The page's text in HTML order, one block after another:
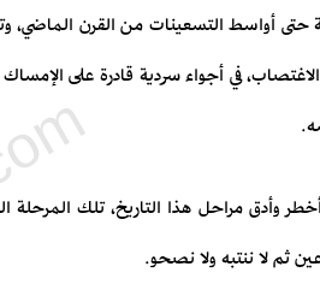
حتى أواسط التسعينات من القرن
في أجواء سردية قادرة على
وأدق مراحل هذا التاريخ، تلك
ثم لا ننتبه ولا نصحو.